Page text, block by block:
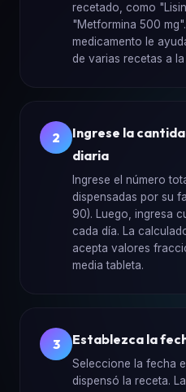
recetado, como
"Metformina 500
medicamento le
de varias recetas a
2
Ingrese la
diaria
Ingrese el número
dispensadas por su
90). Luego, ingresa
cada día. La
acepta valores
media tableta.
3 Establezca la
Seleccione la fecha
dispensó la receta.